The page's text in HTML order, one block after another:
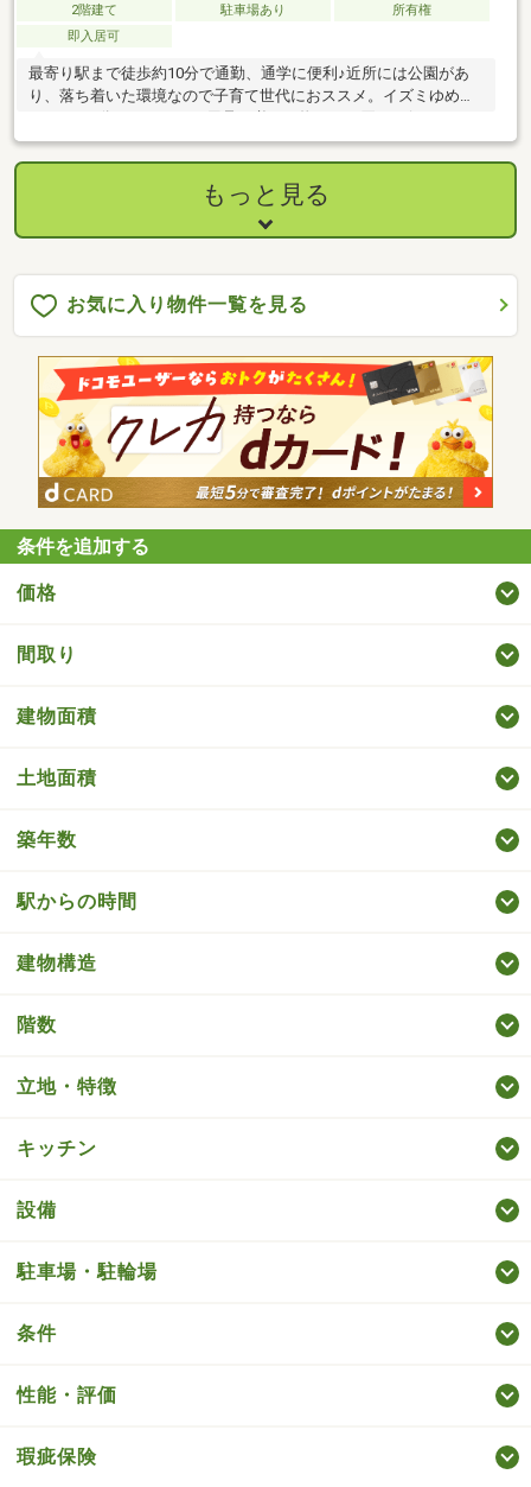
2階建て 駐車場あり
所有権
即入居可
最寄り駅まで徒歩約10分で通勤、通学に便利♪近所には公園があ
り、落ち着いた環境なので子育て世代におススメ。イズミゆめタ
できます♪
もっと見る
お気に入り物件一覧を見る
条件を追加する
価格
間取り
建物面積
土地面積
築年数
駅からの時間
建物構造
階数
立地・特徴
キッチン
設備
駐車場・駐輪場
条件
性能・評価
瑕疵保険